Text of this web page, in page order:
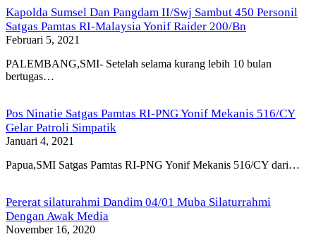
Kapolda Sumsel Dan Pangdam II/Swj Sambut 450 Personil
Satgas Pamtas RI-Malaysia Yonif Raider 200/Bn
Februari 5, 2021
PALEMBANG,SMI- Setelah selama kurang lebih 10 bulan
bertugas…
Pos Ninatie Satgas Pamtas RI-PNG Yonif Mekanis 516/CY
Gelar Patroli Simpatik
Januari 4, 2021
Papua,SMI Satgas Pamtas RI-PNG Yonif Mekanis 516/CY dari…
Pererat silaturahmi Dandim 04/01 Muba Silaturrahmi
Dengan Awak Media
November 16, 2020